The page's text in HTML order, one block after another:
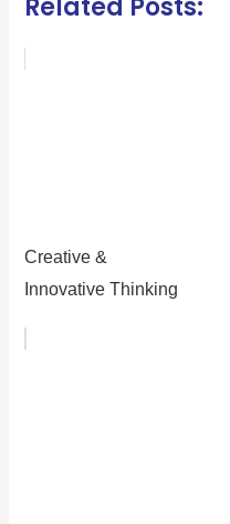
Related Posts:
Creative &
Innovative Thinking